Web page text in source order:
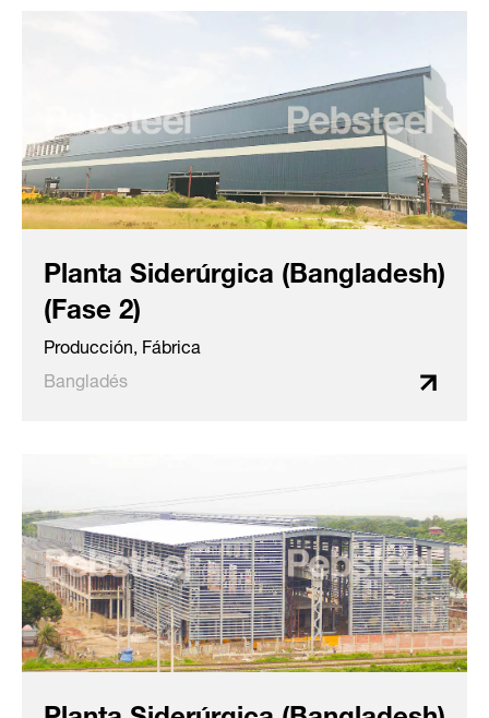
Planta Siderúrgica (Bangladesh)
(Fase 2)
Producción, Fábrica
Bangladés